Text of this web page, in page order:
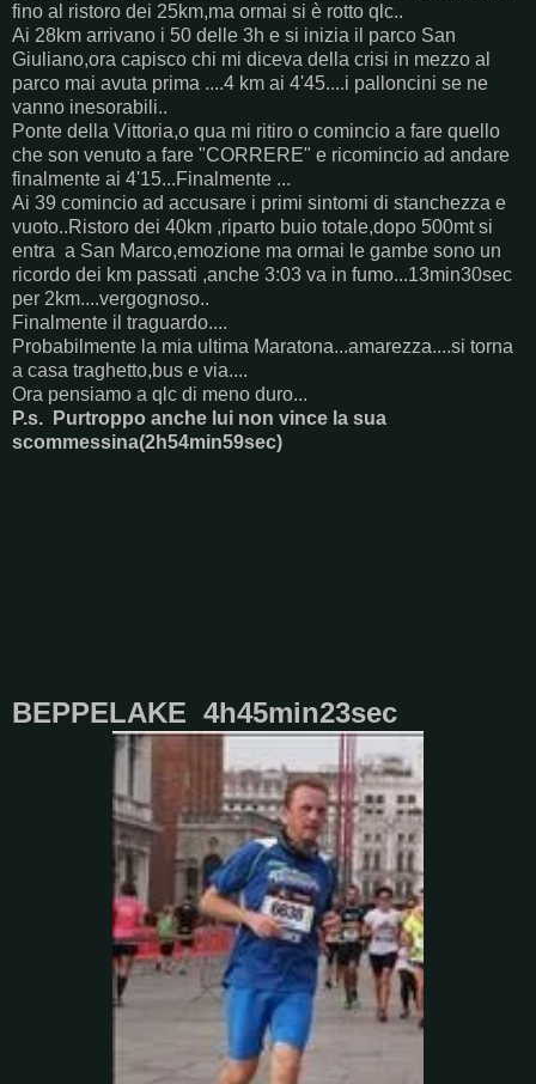
fino al ristoro dei 25km,ma ormai si è rotto qlc..
Ai 28km arrivano i 50 delle 3h e si inizia il parco San
Giuliano,ora capisco chi mi diceva della crisi in mezzo al
parco mai avuta prima ....4 km ai 4'45....i palloncini se ne
vanno inesorabili..
Ponte della Vittoria,o qua mi ritiro o comincio a fare quello
che son venuto a fare "CORRERE" e ricomincio ad andare
finalmente ai 4'15...Finalmente ...
Ai 39 comincio ad accusare i primi sintomi di stanchezza e
vuoto..Ristoro dei 40km ,riparto buio totale,dopo 500mt si
entra a San Marco,emozione ma ormai le gambe sono un
ricordo dei km passati ,anche 3:03 va in fumo...13min30sec
per 2km....vergognoso..
Finalmente il traguardo....
Probabilmente la mia ultima Maratona...amarezza....si torna
a casa traghetto,bus e via....
Ora pensiamo a qlc di meno duro...
P.s. Purtroppo anche lui non vince la sua
scommessina(2h54min59sec)
BEPPELAKE 4h45min23sec